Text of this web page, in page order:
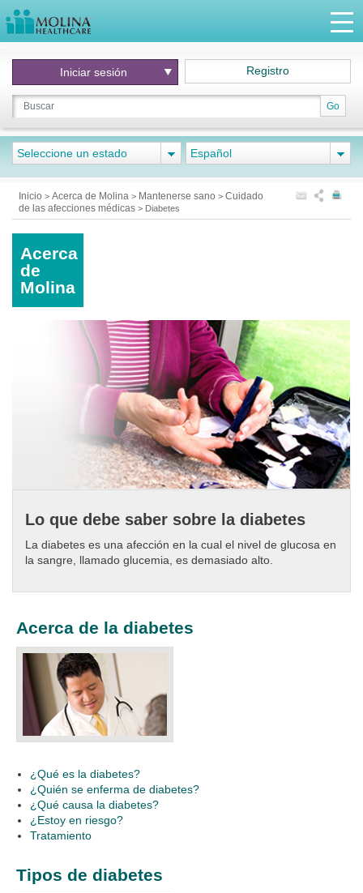
Go
Iniciar sesión Registro
Seleccione un estado Español
Inicio > Acerca de Molina > Mantenerse sano > Cuidado
de las afecciones médicas > Diabetes
Acerca
de
Molina
Lo que debe saber sobre la diabetes
La diabetes es una afección en la cual el nivel de glucosa en
la sangre, llamado glucemia, es demasiado alto.
Acerca de la diabetes
¿Qué es la diabetes?
¿Quién se enferma de diabetes?
¿Qué causa la diabetes?
¿Estoy en riesgo?
Tratamiento
Tipos de diabetes